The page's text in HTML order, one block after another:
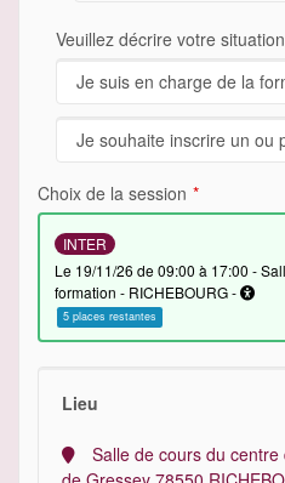
Veuillez décrire votre situation
Choix de la session
INTER
le 19/11/26 de 09:00 à 17:00 - Salle de cours du centre de
formation - RICHEBOURG -
5 places restantes
Lieu